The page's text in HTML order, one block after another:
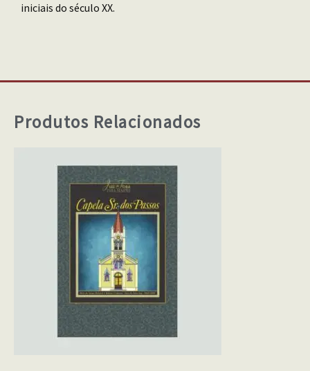
iniciais do século XX.
Produtos Relacionados